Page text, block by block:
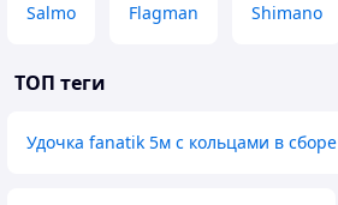
Salmo Flagman Shimano
ТОП теги
Удочка fanatik 5м с кольцами в сборе